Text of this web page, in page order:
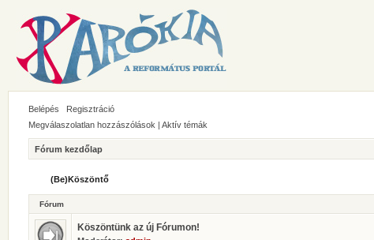
Belépés Regisztráció
Megválaszolatlan hozzászólások | Aktív témák
Fórum kezdőlap
(Be)Köszöntő
Fórum
Köszöntünk az új Fórumon!